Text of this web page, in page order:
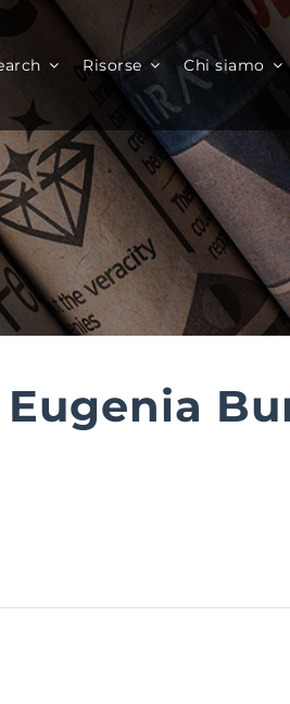
Risorse Chi siamo